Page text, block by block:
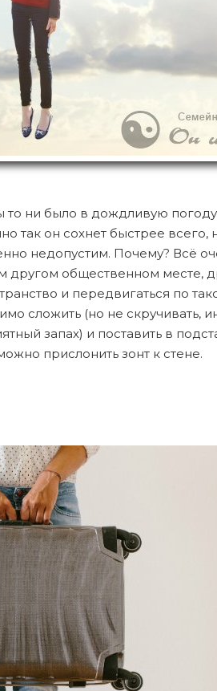
ни было в дождливую
так он сохнет быстрее всего,
недопустим. Почему? Всё
общественном месте,
и передвигаться по
сложить (но не скручивать,
запах) и поставить в
прислонить зонт к стене.